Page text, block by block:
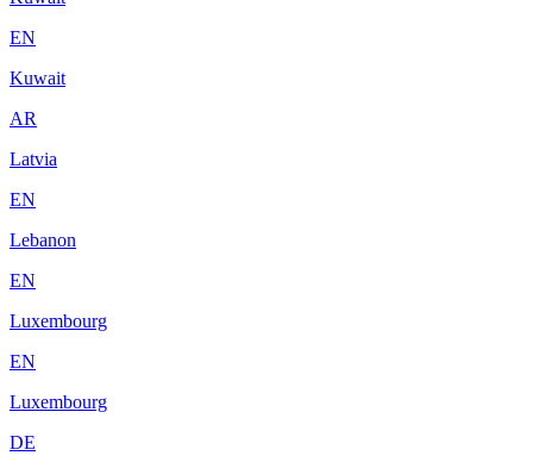
EN
Kuwait
AR
Latvia
EN
Lebanon
EN
Luxembourg
EN
Luxembourg
DE